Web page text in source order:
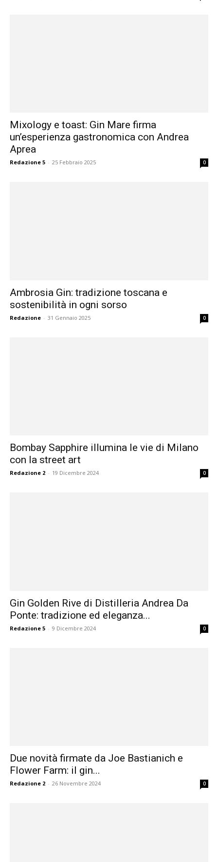
Mixology e toast: Gin Mare firma
un’esperienza gastronomica con Andrea
Aprea
Redazione 5 - 25 Febbraio 2025 0
Ambrosia Gin: tradizione toscana e
sostenibilità in ogni sorso
Redazione - 31 Gennaio 2025 0
Bombay Sapphire illumina le vie di Milano
con la street art
Redazione 2 - 19 Dicembre 2024 0
Gin Golden Rive di Distilleria Andrea Da
Ponte: tradizione ed eleganza...
Redazione 5 - 9 Dicembre 2024 0
Due novità firmate da Joe Bastianich e
Flower Farm: il gin...
Redazione 2 - 26 Novembre 2024 0